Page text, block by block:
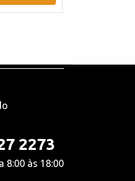
2273
8:00 às 18:00